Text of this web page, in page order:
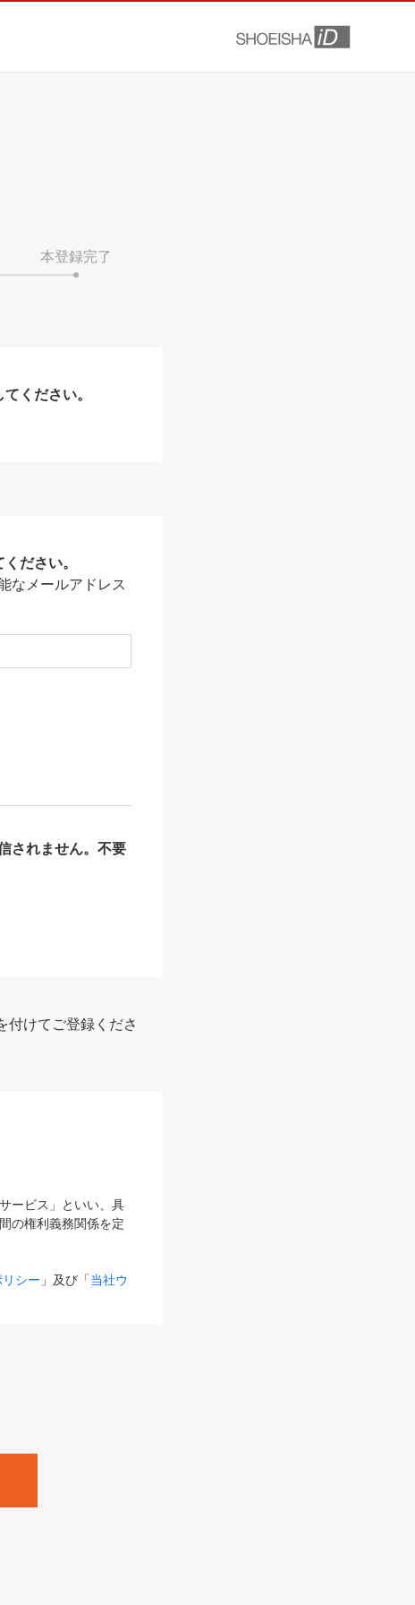
本登録完了
てください。
ださい。
なメールアドレス
されません。不要
付けてご登録くださ
ービス」といい、具
の権利義務関係を定
シー 」及び「当社ウ
更後のサービスを含
」「HRzine」